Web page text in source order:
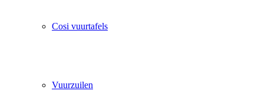
Cosi vuurtafels
Vuurzuilen